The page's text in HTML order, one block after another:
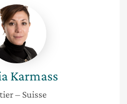
Nadia
Karmass
Karmass
– Suisse